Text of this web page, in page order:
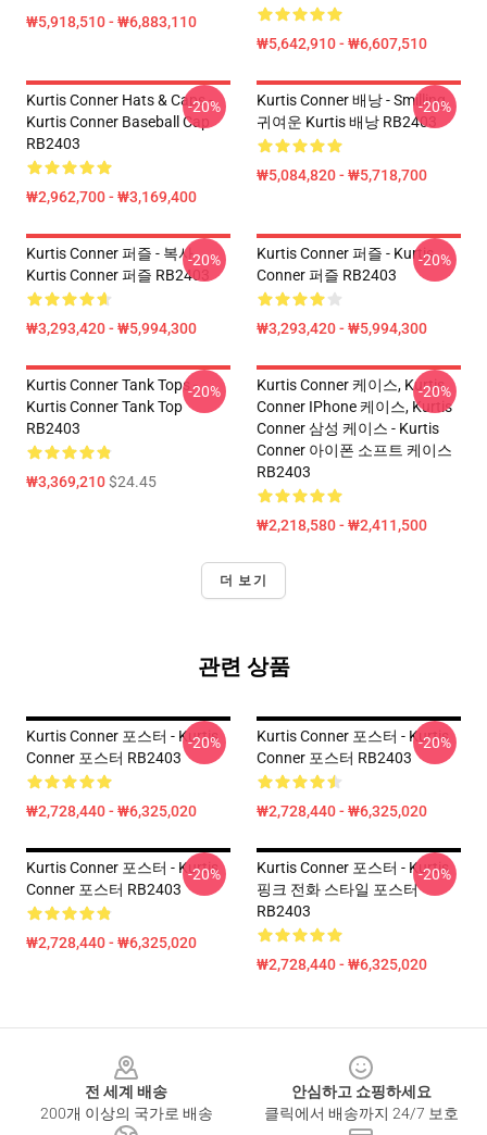
₩5,918,510 - ₩6,883,110
₩5,642,910 - ₩6,607,510
Kurtis Conner Hats & Caps -
Kurtis Conner Baseball Cap
RB2403
₩2,962,700 - ₩3,169,400
-20%
Kurtis Conner 배낭 - Smilling
귀여운 Kurtis 배낭 RB2403
₩5,084,820 - ₩5,718,700
-20%
Kurtis Conner 퍼즐 - 복사
Kurtis Conner 퍼즐 RB2403
₩3,293,420 - ₩5,994,300
-20%
Kurtis Conner 퍼즐 - Kurtis
Conner 퍼즐 RB2403
₩3,293,420 - ₩5,994,300
-20%
Kurtis Conner Tank Tops -
Kurtis Conner Tank Top
RB2403
₩3,369,210$24.45
-20%
Kurtis Conner 케이스, Kurtis
Conner IPhone 케이스, Kurtis
Conner 삼성 케이스 - Kurtis
Conner 아이폰 소프트 케이스
RB2403
₩2,218,580 - ₩2,411,500
-20%
더 보기
관련 상품
Kurtis Conner 포스터 - Kurtis
Conner 포스터 RB2403
₩2,728,440 - ₩6,325,020
-20%
Kurtis Conner 포스터 - Kurtis
Conner 포스터 RB2403
₩2,728,440 - ₩6,325,020
-20%
Kurtis Conner 포스터 - Kurtis
Conner 포스터 RB2403
₩2,728,440 - ₩6,325,020
-20%
Kurtis Conner 포스터 - Kurtis
핑크 전화 스타일 포스터
RB2403
₩2,728,440 - ₩6,325,020
-20%
전 세계 배송
200개 이상의 국가로 배송
안심하고 쇼핑하세요
클릭에서 배송까지 24/7 보호